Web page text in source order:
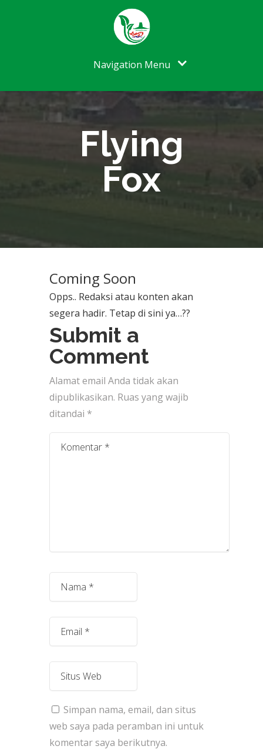
Navigation Menu
Flying
Fox
Coming Soon
Opps.. Redaksi atau konten akan
segera hadir. Tetap di sini ya…??
Submit a
Comment
Alamat email Anda tidak akan
dipublikasikan. Ruas yang wajib
ditandai *
Simpan nama, email, dan situs
web saya pada peramban ini untuk
komentar saya berikutnya.